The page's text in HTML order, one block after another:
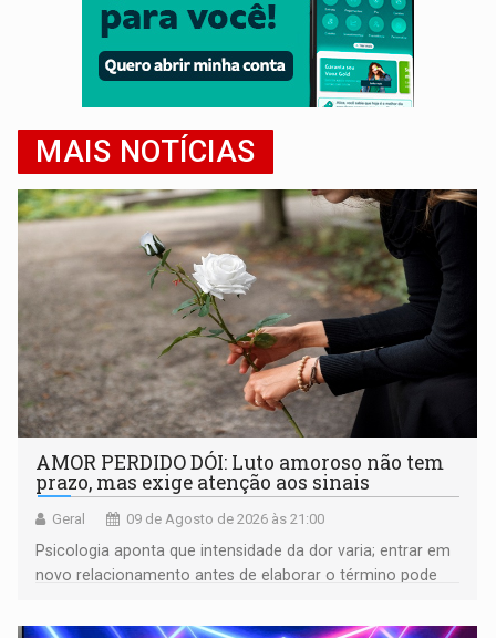
MAIS NOTÍCIAS
AMOR PERDIDO DÓI: Luto amoroso não tem
prazo, mas exige atenção aos sinais
Geral 09 de Agosto de 2026 às 21:00
Psicologia aponta que intensidade da dor varia; entrar em
novo relacionamento antes de elaborar o término pode